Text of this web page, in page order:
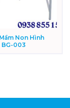
Non Hình
BG-003